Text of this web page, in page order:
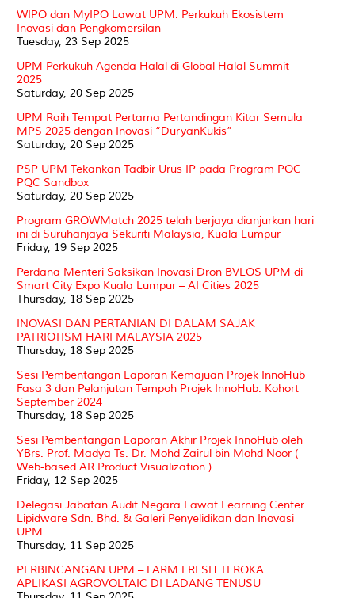
WIPO dan MyIPO Lawat UPM: Perkukuh Ekosistem
Inovasi dan Pengkomersilan
Tuesday, 23 Sep 2025
UPM Perkukuh Agenda Halal di Global Halal Summit
2025
Saturday, 20 Sep 2025
UPM Raih Tempat Pertama Pertandingan Kitar Semula
MPS 2025 dengan Inovasi “DuryanKukis”
Saturday, 20 Sep 2025
PSP UPM Tekankan Tadbir Urus IP pada Program POC
PQC Sandbox
Saturday, 20 Sep 2025
Program GROWMatch 2025 telah berjaya dianjurkan hari
ini di Suruhanjaya Sekuriti Malaysia, Kuala Lumpur
Friday, 19 Sep 2025
Perdana Menteri Saksikan Inovasi Dron BVLOS UPM di
Smart City Expo Kuala Lumpur – AI Cities 2025
Thursday, 18 Sep 2025
INOVASI DAN PERTANIAN DI DALAM SAJAK
PATRIOTISM HARI MALAYSIA 2025
Thursday, 18 Sep 2025
Sesi Pembentangan Laporan Kemajuan Projek InnoHub
Fasa 3 dan Pelanjutan Tempoh Projek InnoHub: Kohort
September 2024
Thursday, 18 Sep 2025
Sesi Pembentangan Laporan Akhir Projek InnoHub oleh
YBrs. Prof. Madya Ts. Dr. Mohd Zairul bin Mohd Noor (
Web-based AR Product Visualization )
Friday, 12 Sep 2025
Delegasi Jabatan Audit Negara Lawat Learning Center
Lipidware Sdn. Bhd. & Galeri Penyelidikan dan Inovasi
UPM
Thursday, 11 Sep 2025
PERBINCANGAN UPM – FARM FRESH TEROKA
APLIKASI AGROVOLTAIC DI LADANG TENUSU